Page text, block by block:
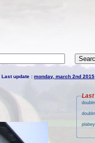
Last update : monday, march 2nd 2015